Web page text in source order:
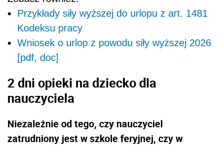
Przykłady siły wyższej do urlopu z art. 1481
Kodeksu pracy
Wniosek o urlop z powodu siły wyższej 2026
[pdf, doc]
2 dni opieki na dziecko dla
nauczyciela
Niezależnie od tego, czy nauczyciel
zatrudniony jest w szkole feryjnej, czy w